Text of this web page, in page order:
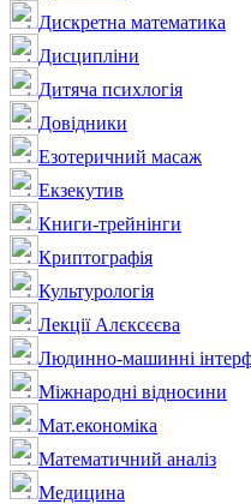
Дискретна математика
Дисципліни
Дитяча психлогія
Довідники
Езотеричний масаж
Екзекутив
Книги-трейнінги
Криптографія
Культурологія
Лекції Алєксєєва
Людинно-машинні
Міжнародні відносини
Мат.економіка
Математичний аналіз
Медицина